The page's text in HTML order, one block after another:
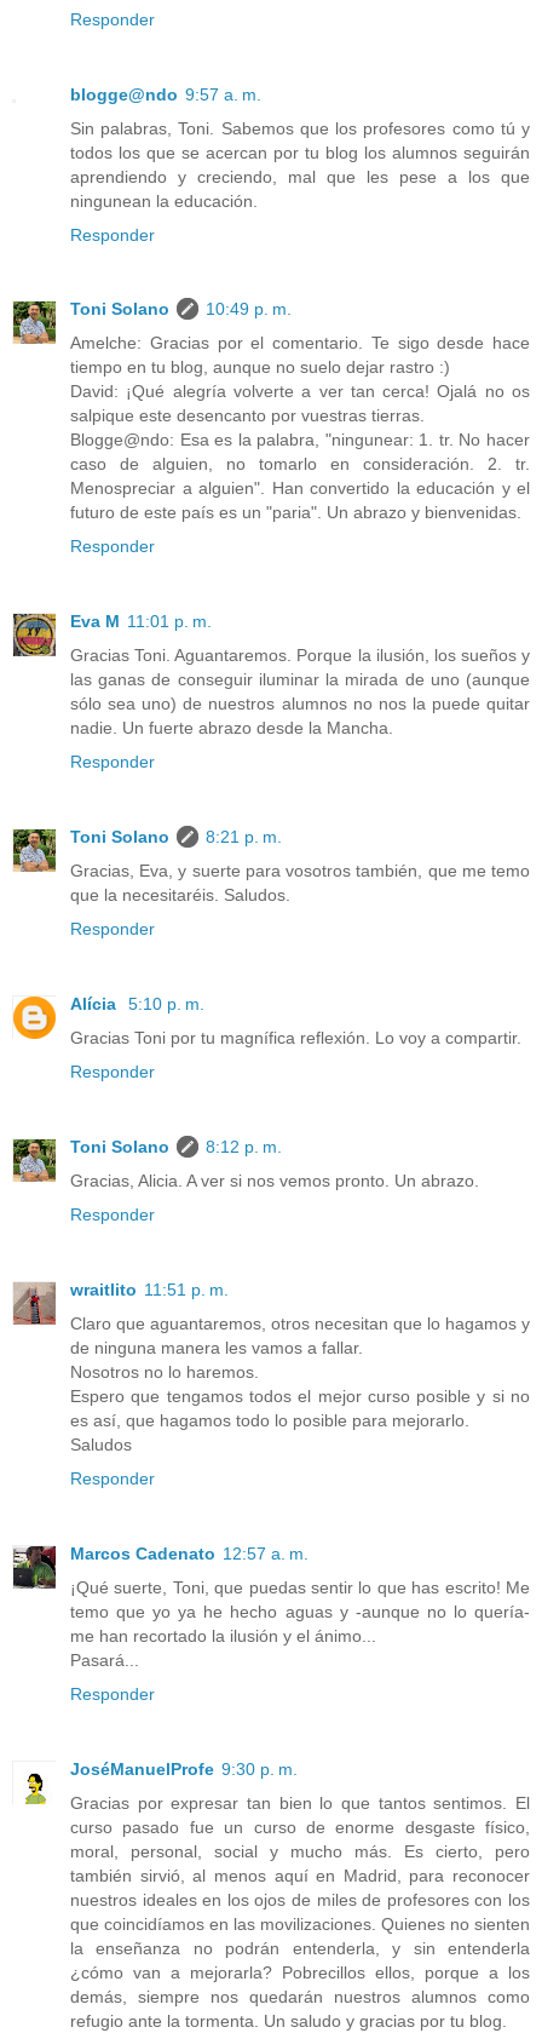
Responder
blogge@ndo 9:57 a. m.
Sin palabras, Toni. Sabemos que los profesores como tú y
todos los que se acercan por tu blog los alumnos seguirán
aprendiendo y creciendo, mal que les pese a los que
ningunean la educación.
Responder
Toni Solano
10:49 p. m.
Amelche: Gracias por el comentario. Te sigo desde hace
tiempo en tu blog, aunque no suelo dejar rastro :)
David: ¡Qué alegría volverte a ver tan cerca! Ojalá no os
salpique este desencanto por vuestras tierras.
Blogge@ndo: Esa es la palabra, "ningunear: 1. tr. No hacer
caso de alguien, no tomarlo en consideración. 2. tr.
Menospreciar a alguien". Han convertido la educación y el
futuro de este país es un "paria". Un abrazo y bienvenidas.
Responder
Eva M 11:01 p. m.
Gracias Toni. Aguantaremos. Porque la ilusión, los sueños y
las ganas de conseguir iluminar la mirada de uno (aunque
sólo sea uno) de nuestros alumnos no nos la puede quitar
nadie. Un fuerte abrazo desde la Mancha.
Responder
Toni Solano
8:21 p. m.
Gracias, Eva, y suerte para vosotros también, que me temo
que la necesitaréis. Saludos.
Responder
Alícia
5:10 p. m.
Gracias Toni por tu magnífica reflexión. Lo voy a compartir.
Responder
Toni Solano
8:12 p. m.
Gracias, Alicia. A ver si nos vemos pronto. Un abrazo.
Responder
wraitlito 11:51 p. m.
Claro que aguantaremos, otros necesitan que lo hagamos y
de ninguna manera les vamos a fallar.
Nosotros no lo haremos.
Espero que tengamos todos el mejor curso posible y si no
es así, que hagamos todo lo posible para mejorarlo.
Saludos
Responder
Marcos Cadenato 12:57 a. m.
¡Qué suerte, Toni, que puedas sentir lo que has escrito! Me
temo que yo ya he hecho aguas y -aunque no lo quería-
me han recortado la ilusión y el ánimo...
Pasará...
Responder
JoséManuelProfe 9:30 p. m.
Gracias por expresar tan bien lo que tantos sentimos. El
curso pasado fue un curso de enorme desgaste físico,
moral, personal, social y mucho más. Es cierto, pero
también sirvió, al menos aquí en Madrid, para reconocer
nuestros ideales en los ojos de miles de profesores con los
que coincidíamos en las movilizaciones. Quienes no sienten
la enseñanza no podrán entenderla, y sin entenderla
¿cómo van a mejorarla? Pobrecillos ellos, porque a los
demás, siempre nos quedarán nuestros alumnos como
refugio ante la tormenta. Un saludo y gracias por tu blog.